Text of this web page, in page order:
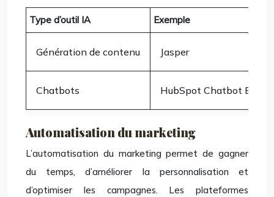
Type d’outil IA Exemple
Génération de contenu Jasper
Chatbots HubSpot Chatbot
Automatisation du marketing
L’automatisation du marketing permet de gagner
du temps, d’améliorer la personnalisation et
d’optimiser les campagnes. Les plateformes